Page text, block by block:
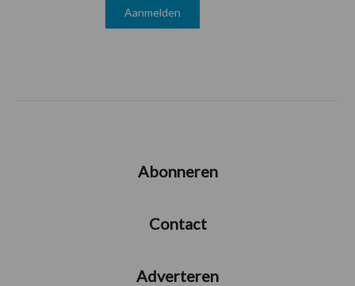
Abonneren
Contact
Adverteren